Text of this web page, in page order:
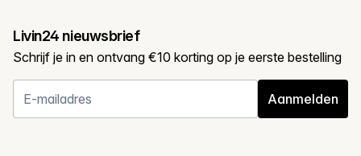
Livin24 nieuwsbrief
Schrijf je in en ontvang €10 korting op je eerste bestelling
Aanmelden